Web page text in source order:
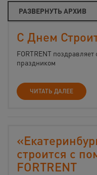
РАЗВЕРНУТЬ АРХИВ
С Днем
FORTRENT
праздником
ЧИТАТЬ ДАЛЕЕ
строится с
FORTRENT